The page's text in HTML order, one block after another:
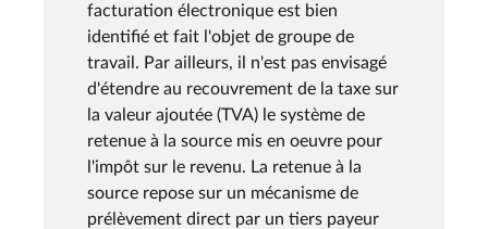
facturation électronique est bien
identifié et fait l'objet de groupe de
travail. Par ailleurs, il n'est pas envisagé
d'étendre au recouvrement de la taxe sur
la valeur ajoutée (TVA) le système de
retenue à la source mis en oeuvre pour
l'impôt sur le revenu. La retenue à la
source repose sur un mécanisme de
prélèvement direct par un tiers payeur